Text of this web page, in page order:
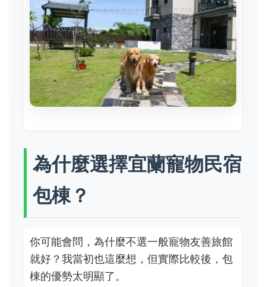
為什麼選擇宜蘭寵物民宿
包棟？
你可能會問，為什麼不選一般寵物友善旅館
就好？我當初也這麼想，但實際比較後，包
棟的優勢太明顯了。